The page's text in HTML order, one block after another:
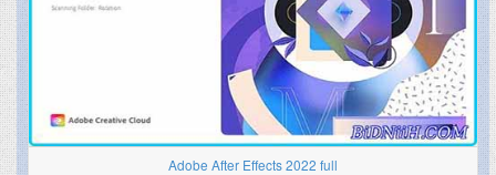
Adobe After Effects 2022 full